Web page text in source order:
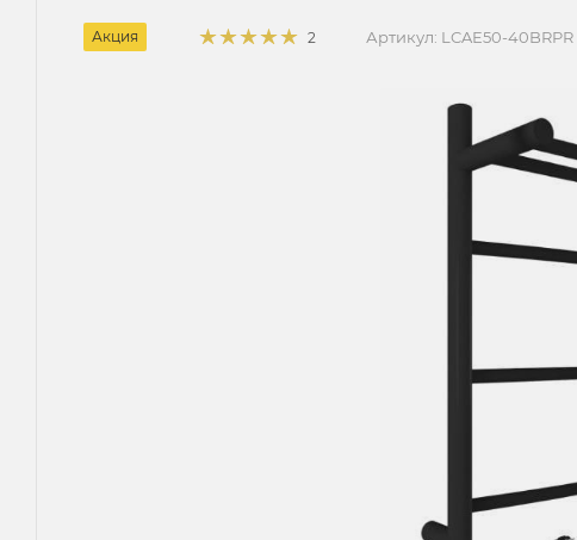
Акция 2 Артикул: LCAE50-40BRPR